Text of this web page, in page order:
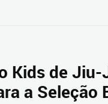
Kids de
a Seleção